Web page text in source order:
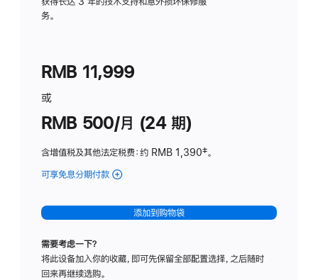
务。
RMB 11,999
或
RMB 500/月 (24 期)
含增值税及其他法定税费：约 RMB 1,390脚
‡。
可享免息分期付款 (Studio
-
标
璃
添加到购物袋
需要考虑一下？
将此设备加入你的收藏，即可先保留全部配置选择，之后随时
回来再继续选购。